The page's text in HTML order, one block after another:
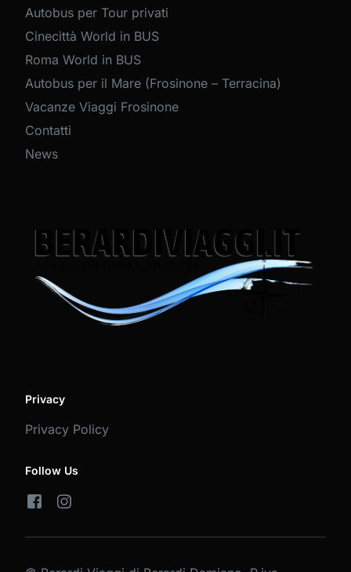
Autobus per Tour privati
Cinecittà World in BUS
Roma World in BUS
Autobus per il Mare (Frosinone – Terracina)
Vacanze Viaggi Frosinone
Contatti
News
Privacy
Privacy Policy
Follow Us